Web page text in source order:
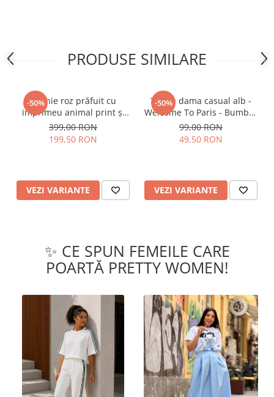
PRODUSE SIMILARE
-50%
Rochie roz prăfuit cu
imprimeu animal print și
curea
399,00 RON
199,50 RON
VEZI VARIANTE
-50%
Tricou dama casual alb -
Welcome To Paris - Bumbac
Organic
99,00 RON
49,50 RON
VEZI VARIANTE
✨ CE SPUN FEMEILE CARE
POARTĂ PRETTY WOMEN!